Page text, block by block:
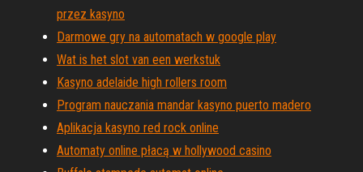
przez kasyno
Darmowe gry na automatach w google play
Wat is het slot van een werkstuk
Kasyno adelaide high rollers room
Program nauczania mandar kasyno puerto madero
Aplikacja kasyno red rock online
Automaty online płacą w hollywood casino